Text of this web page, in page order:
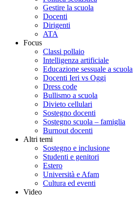
Gestire la scuola
Docenti
Dirigenti
ATA
Focus
Classi pollaio
Intelligenza artificiale
Educazione sessuale a scuola
Docenti Ieri vs Oggi
Dress code
Bullismo a scuola
Divieto cellulari
Sostegno docenti
Sostegno scuola – famiglia
Burnout docenti
Altri temi
Sostegno e inclusione
Studenti e genitori
Estero
Università e Afam
Cultura ed eventi
Video